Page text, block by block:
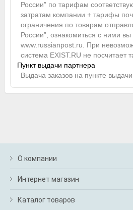
России” по тарифам
затратам компании + тарифы
ограничения по товарам
России”, ознакомиться с ними вы сможете на сайте
www.russianpost.ru. При
система EXIST.RU не посчитает
Пункт выдачи партнера
Выдача заказов на пункте
О компании
Интернет магазин
Каталог товаров